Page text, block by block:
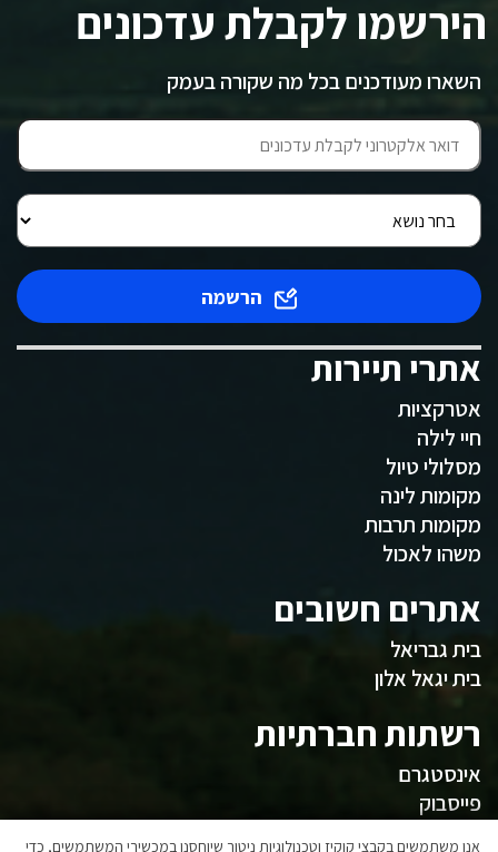
הירשמו לקבלת עדכונים
השארו מעודכנים בכל מה שקורה בעמק
הרשמה
אתרי תיירות
אטרקציות
חיי לילה
מסלולי טיול
מקומות לינה
מקומות תרבות
משהו לאכול
אתרים חשובים
בית גבריאל
בית יגאל אלון
רשתות חברתיות
אינסטגרם
פייסבוק
אנו משתמשים בקבצי קוקיז וטכנולוגיות ניטור שיוחסנו במכשירי המשתמשים, כדי